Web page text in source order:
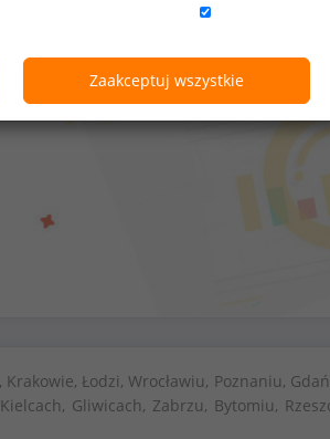
Łodzi, Wrocławiu, Poznaniu,
Gliwicach, Zabrzu, Bytomiu,
Zaakceptuj wszystkie